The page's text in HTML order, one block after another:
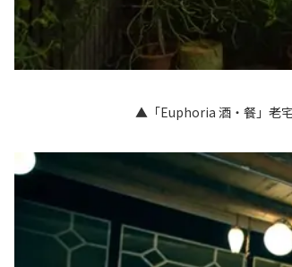
▲「Euphoria 酒‧餐」老宅